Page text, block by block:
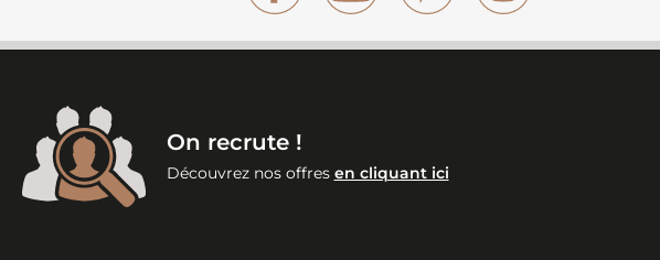
On recrute !
Découvrez nos offres en cliquant ici